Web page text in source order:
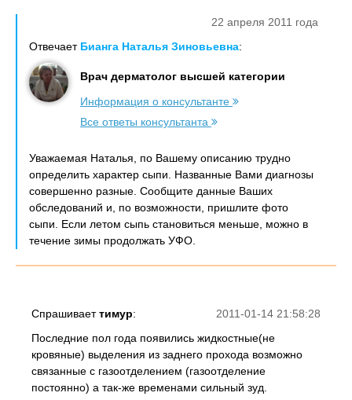
22 апреля 2011 года
Отвечает Бианга Наталья Зиновьевна:
Врач дерматолог высшей категории
Информация о консультанте
Все ответы консультанта
Уважаемая Наталья, по Вашему описанию трудно
определить характер сыпи. Названные Вами диагнозы
совершенно разные. Сообщите данные Ваших
обследований и, по возможности, пришлите фото
сыпи. Если летом сыпь становиться меньше, можно в
течение зимы продолжать УФО.
2011-01-14 21:58:28
Спрашиваеттимур:
Последние пол года появились жидкостные(не
кровяные) выделения из заднего прохода возможно
связанные с газоотделением (газоотделение
постоянно) а так-же временами сильный зуд.